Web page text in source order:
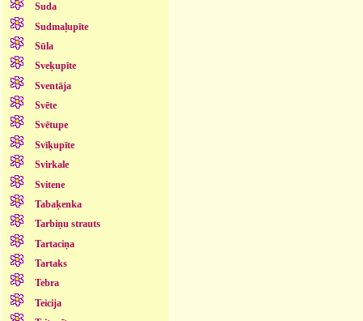
Suda
Sudmaļupīte
Sūla
Sveķupīte
Sventāja
Svēte
Svētupe
Svīķupīte
Svirkale
Svitene
Tabaķenka
Tarbiņu strauts
Tartaciņa
Tartaks
Tebra
Teicija